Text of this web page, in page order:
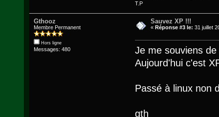
T.P
Gthooz
Membre Permanent
Hors ligne
Messages: 480
Sauvez XP !!!
« Réponse #3 le: 31 juillet
Je me souviens
Aujourd'hui c'est
Passé à linux non
gth